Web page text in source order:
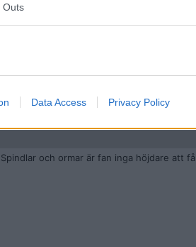
Outs
Data Access Privacy Policy
på vid gavel, dörren knarrade när vi
hängde ner för taket.
till höger där inne fanns ett stort rum med
något stort, fast det hade börjat
och ormar är fan inga höjdare att